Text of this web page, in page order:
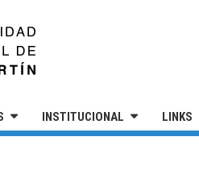
INSTITUCIONAL LINKS